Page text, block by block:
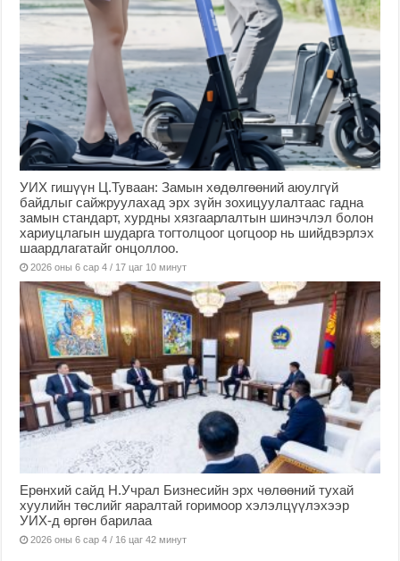
УИХ гишүүн Ц.Туваан: Замын хөдөлгөөний аюулгүй
байдлыг сайжруулахад эрх зүйн зохицуулалтаас гадна
замын стандарт, хурдны хязгаарлалтын шинэчлэл болон
хариуцлагын шударга тогтолцоог цогцоор нь шийдвэрлэх
шаардлагатайг онцоллоо.
2026 оны 6 сар 4 / 17 цаг 10 минут
Ерөнхий сайд Н.Учрал Бизнесийн эрх чөлөөний тухай
хуулийн төслийг яаралтай горимоор хэлэлцүүлэхээр
УИХ-д өргөн барилаа
2026 оны 6 сар 4 / 16 цаг 42 минут